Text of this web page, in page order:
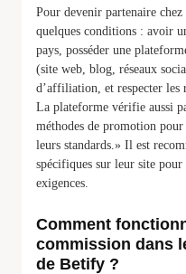
Pour devenir partenaire
quelques conditions : avoir
pays, posséder une
(site web, blog, réseaux
d’affiliation, et respecter les
La plateforme vérifie aussi
méthodes de promotion pour
leurs standards.» Il est
spécifiques sur leur site
exigences.
Comment
commission dans
de Betify ?